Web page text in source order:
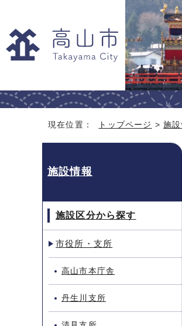
現在位置： トップページ >施
施設情報
施設区分から探す
市役所・支所
高山市本庁舎
丹生川支所